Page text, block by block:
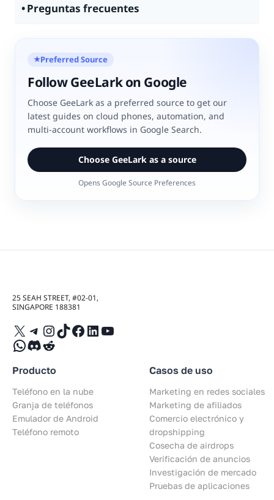
Preguntas frecuentes
★Preferred Source
Follow GeeLark on Google
Choose GeeLark as a preferred source to get our
latest guides on cloud phones, automation, and
multi-account workflows in Google Search.
Choose GeeLark as a source
Opens Google Source Preferences
25 SEAH STREET, #02-01,
SINGAPORE 188381
X Telegram
Instagram
TikTok
Facebook
LinkedIn
YouTube
WhatsApp
Discord
Reddit
Producto
Teléfono en la nube
Granja de teléfonos
Emulador de Android
Teléfono remoto
Casos de uso
Marketing en redes sociales
Marketing de afiliados
Comercio electrónico y
dropshipping
Cosecha de airdrops
Verificación de anuncios
Investigación de mercado
Pruebas de aplicaciones